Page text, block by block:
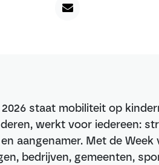
staat mobiliteit op
werkt voor iedereen:
aangenamer. Met de Week
bedrijven, gemeenten,